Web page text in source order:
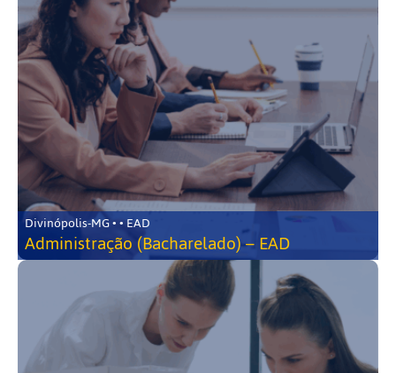
Divinópolis-MG • • EAD
Administração (Bacharelado) – EAD